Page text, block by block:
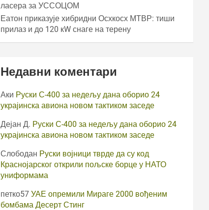
ласера за УССОЦОМ
Еатон приказује хибридни Осхкосх МТВР: тиши
прилаз и до 120 кW снаге на терену
Недавни коментари
Аки Руски С-400 за недељу дана оборио 24
украјинска авиона новом тактиком заседе
Дејан Д. Руски С-400 за недељу дана оборио 24
украјинска авиона новом тактиком заседе
Слободан Руски војници тврде да су код
Краснојарског открили пољске борце у НАТО
униформама
петко57 УАЕ опремили Мираге 2000 вођеним
бомбама Десерт Стинг